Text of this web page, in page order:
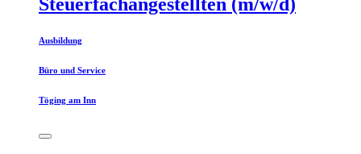
Ausbildung
Büro und Service
Töging am Inn